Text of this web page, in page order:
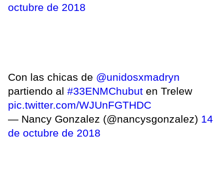
octubre de 2018
Con las chicas de @unidosxmadryn
partiendo al #33ENMChubut en Trelew
pic.twitter.com/WJUnFGTHDC
— Nancy Gonzalez (@nancysgonzalez) 14
de octubre de 2018